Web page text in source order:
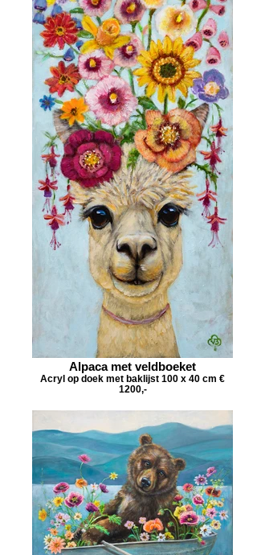
Alpaca met veldboeket
Acryl op doek met baklijst 100 x 40 cm €
1200,-